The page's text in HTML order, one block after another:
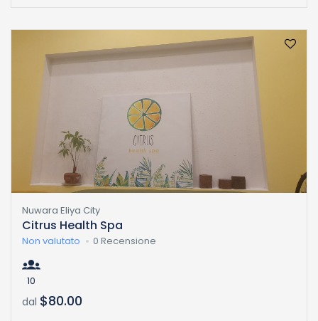
Nuwara Eliya City
Citrus Health Spa
Non valutato 0 Recensione
10
dal $80.00